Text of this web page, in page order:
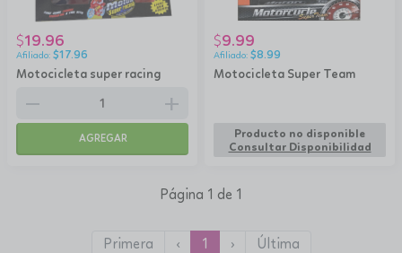
Motocicleta super racing
$19.96
$17.96
remove add
AGREGAR
Motocicleta Super Team
$9.99
$8.99
Producto no disponible
Consultar Disponibilidad
Página 1 de 1
Primera ‹ 1 › Última